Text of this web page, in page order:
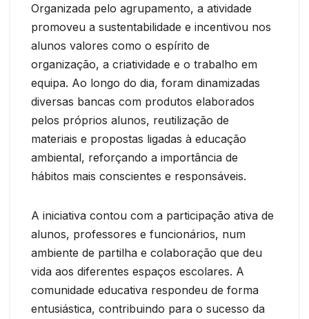
Organizada pelo agrupamento, a atividade
promoveu a sustentabilidade e incentivou nos
alunos valores como o espírito de
organização, a criatividade e o trabalho em
equipa. Ao longo do dia, foram dinamizadas
diversas bancas com produtos elaborados
pelos próprios alunos, reutilização de
materiais e propostas ligadas à educação
ambiental, reforçando a importância de
hábitos mais conscientes e responsáveis.
A iniciativa contou com a participação ativa de
alunos, professores e funcionários, num
ambiente de partilha e colaboração que deu
vida aos diferentes espaços escolares. A
comunidade educativa respondeu de forma
entusiástica, contribuindo para o sucesso da